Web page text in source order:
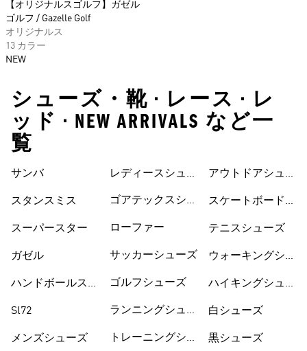
【オリジナルスゴルフ】ガゼル
ゴルフ / Gazelle Golf
オリジナルス
13 カラー
NEW
シューズ・靴 • レース • レ
ッド • NEW ARRIVALS など一
覧
サンバ
スタンスミス
スーパースター
ガゼル
ハンドボールスペ
Sl72
メンズシューズ
レディースシュー
ゴアテックスシュ
ローファー
サッカーシューズ
ゴルフシューズ
ランニングシュー
トレーニングシュ
シューズ
アウトドアシュー
スケートボードシ
テニスシューズ
ウォーキングシュ
ハイキングシュー
白シューズ
黒シューズ